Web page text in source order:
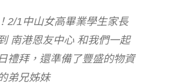
2/1中山女高畢業學生家長
南港恩友中心 和我們一起
禮拜，還準備了豐盛的物資
弟兄姊妹